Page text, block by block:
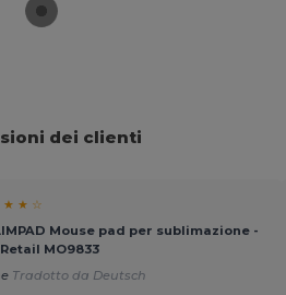
dei clienti
★ ★ ☆
Mouse pad per sublimazione -
MO9833
Tradotto da Deutsch